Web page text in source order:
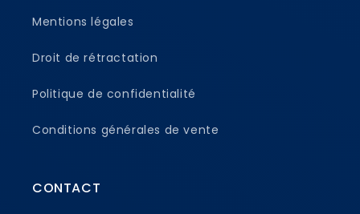
Mentions légales
Droit de rétractation
Politique de confidentialité
Conditions générales de vente
CONTACT